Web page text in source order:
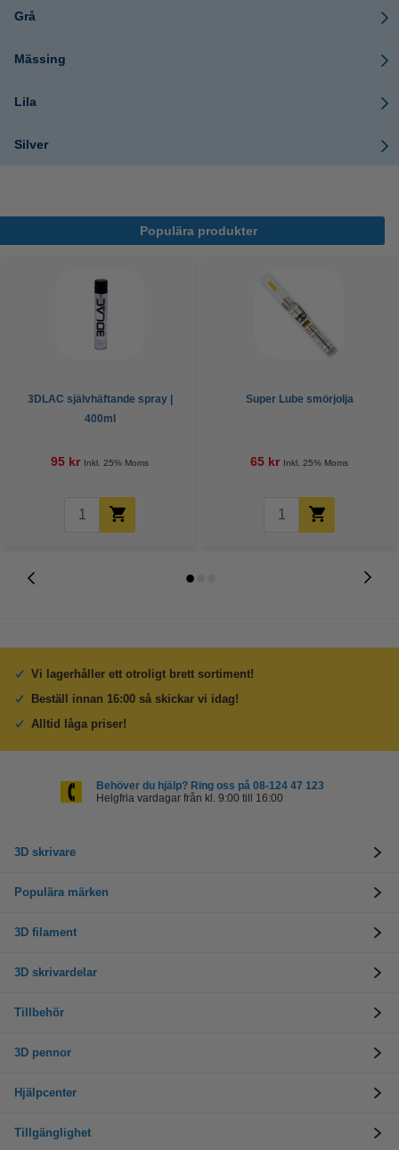
Grå
Mässing
Lila
Silver
Populära produkter
3DLAC självhäftande spray |
400ml
95 kr Inkl. 25% Moms
Super Lube smörjolja
65 kr Inkl. 25% Moms
Vi lagerhåller ett otroligt brett sortiment!
Beställ innan 16:00 så skickar vi idag!
Alltid låga priser!
Behöver du hjälp? Ring oss på 08-124 47 123
Helgfria vardagar från kl. 9:00 till 16:00
3D skrivare
Populära märken
3D filament
3D skrivardelar
Tillbehör
3D pennor
Hjälpcenter
Tillgänglighet